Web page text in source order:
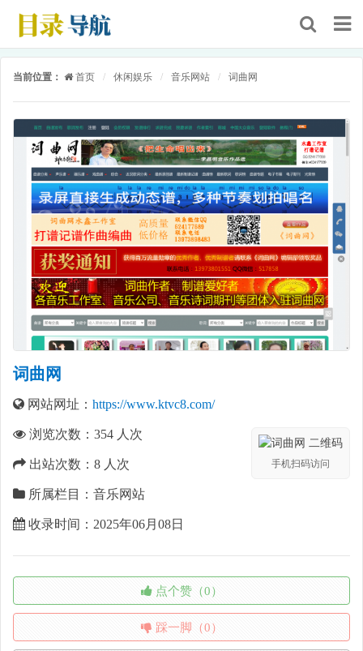
当前位置： 首页 / 休闲娱乐 / 音乐网站 / 词曲网
词曲网
网站网址： https://www.ktvc8.com/
手机扫码访问
浏览次数： 354 人次
出站次数： 8 人次
所属栏目：音乐网站
收录时间：2025年06月08日
点个赞（0）
踩一脚（0）